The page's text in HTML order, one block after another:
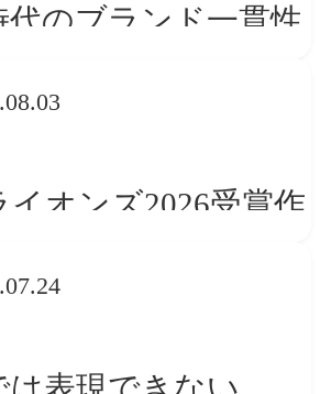
のブランド一貫性
ブランディング」
イオンズ2026受賞作
たブランド体験」
は表現できない